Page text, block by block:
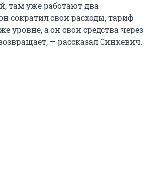
там уже работают два
сократил свои расходы, тариф
уровне, а он свои средства через
— рассказал Синкевич.